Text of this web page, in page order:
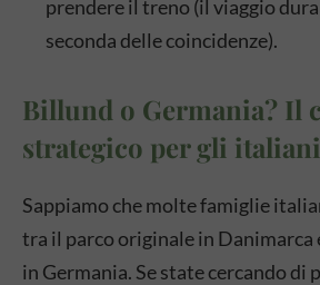
prendere il treno (il viaggio dura
seconda delle coincidenze).
Billund o Germania? Il
strategico per gli italiani
Sappiamo che molte famiglie
tra il parco originale in Danimarca
in Germania. Se state cercando di